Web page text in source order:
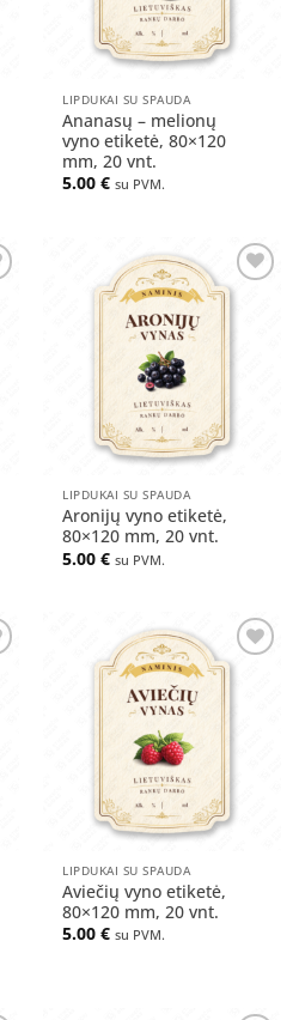
LIPDUKAI SU SPAUDA
Ananasų – melionų
vyno etiketė, 80×120
mm, 20 vnt.
5.00€ su PVM.
Pridėti
LIPDUKAI SU SPAUDA
Aronijų vyno etiketė,
80×120 mm, 20 vnt.
5.00€ su PVM.
Pridėti
LIPDUKAI SU SPAUDA
Aviečių vyno etiketė,
80×120 mm, 20 vnt.
5.00€ su PVM.